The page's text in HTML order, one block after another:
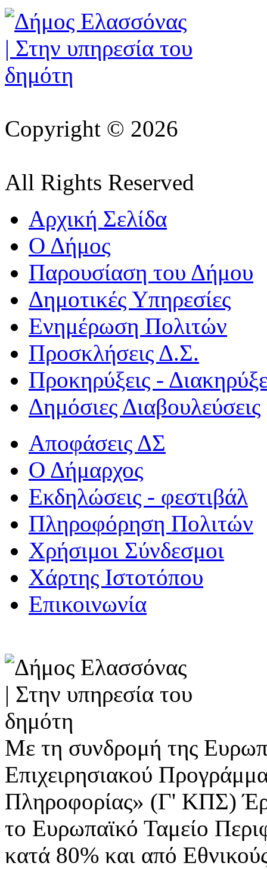
Copyright © 2026
All Rights Reserved
Αρχική Σελίδα
Ο Δήμος
Παρουσίαση του Δήμου
Δημοτικές Υπηρεσίες
Ενημέρωση Πολιτών
Προσκλήσεις Δ.Σ.
Προκηρύξεις -
Δημόσιες Διαβουλεύσεις
Αποφάσεις ΔΣ
Ο Δήμαρχος
Εκδηλώσεις - φεστιβάλ
Πληροφόρηση Πολιτών
Χρήσιμοι Σύνδεσμοι
Χάρτης Ιστοτόπου
Επικοινωνία
Με τη συνδρομή της
Επιχειρησιακού
Πληροφορίας» (Γ' ΚΠΣ)
το Ευρωπαϊκό Ταμείο
κατά 80% και από